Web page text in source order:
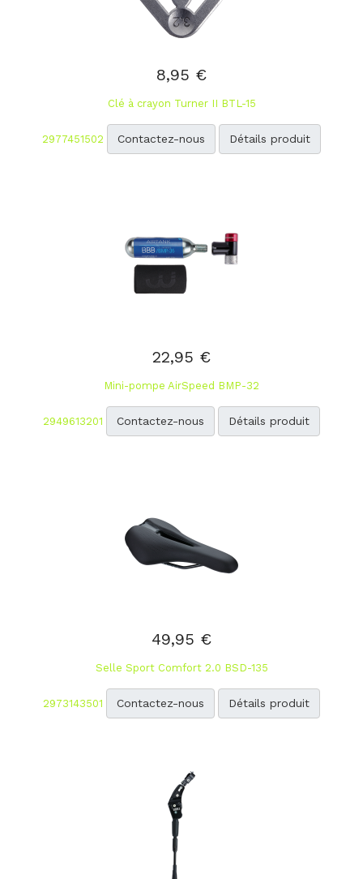
8,95 €
Clé à crayon Turner II BTL-15
2977451502 Contactez-nous Détails produit
22,95 €
Mini-pompe AirSpeed BMP-32
2949613201 Contactez-nous Détails produit
49,95 €
Selle Sport Comfort 2.0 BSD-135
2973143501 Contactez-nous Détails produit